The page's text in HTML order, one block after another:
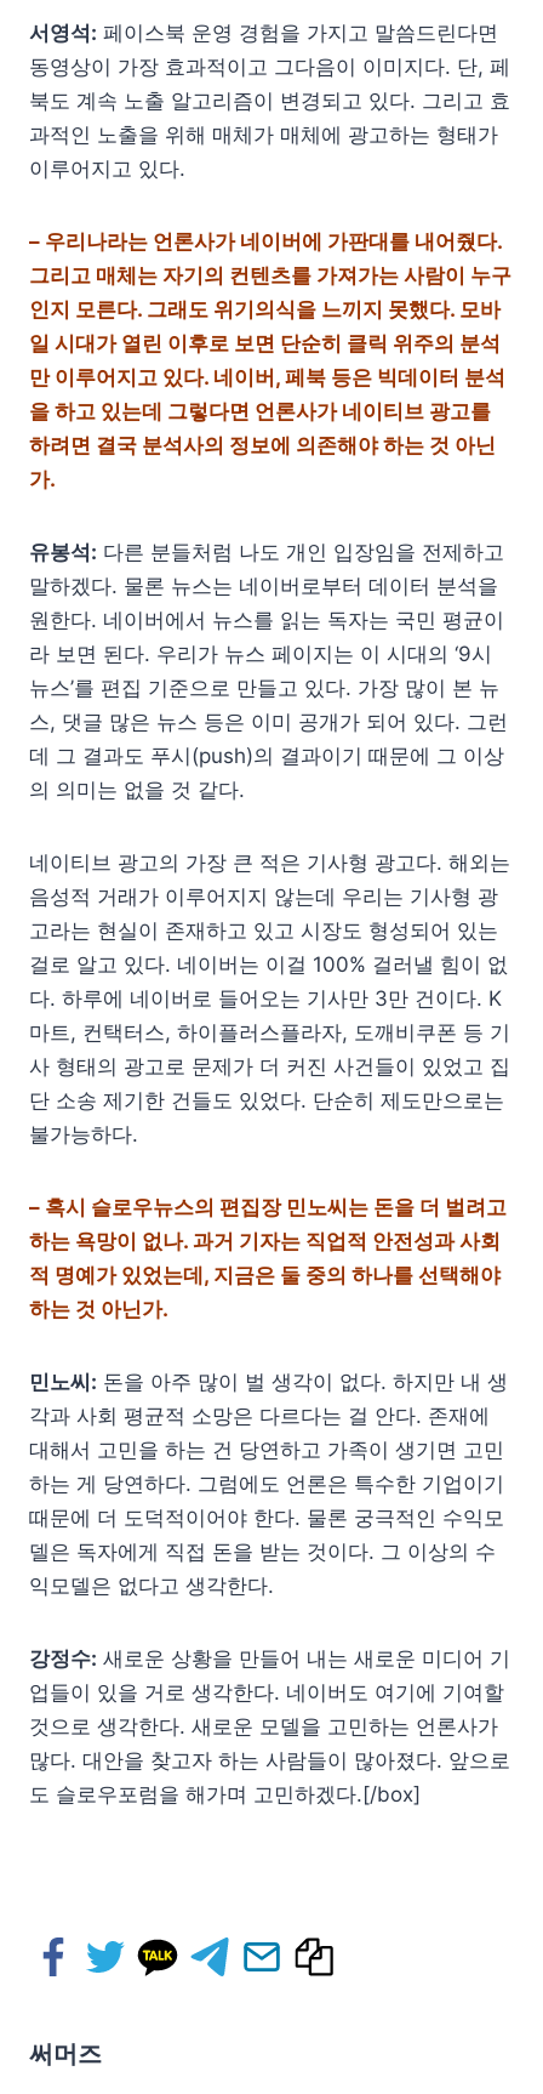
서영석: 페이스북 운영 경험을 가지고 말씀드린다면
동영상이 가장 효과적이고 그다음이 이미지다. 단, 페
북도 계속 노출 알고리즘이 변경되고 있다. 그리고 효
과적인 노출을 위해 매체가 매체에 광고하는 형태가
이루어지고 있다.
– 우리나라는 언론사가 네이버에 가판대를 내어줬다.
그리고 매체는 자기의 컨텐츠를 가져가는 사람이 누구
인지 모른다. 그래도 위기의식을 느끼지 못했다. 모바
일 시대가 열린 이후로 보면 단순히 클릭 위주의 분석
만 이루어지고 있다. 네이버, 페북 등은 빅데이터 분석
을 하고 있는데 그렇다면 언론사가 네이티브 광고를
하려면 결국 분석사의 정보에 의존해야 하는 것 아닌
가.
유봉석: 다른 분들처럼 나도 개인 입장임을 전제하고
말하겠다. 물론 뉴스는 네이버로부터 데이터 분석을
원한다. 네이버에서 뉴스를 읽는 독자는 국민 평균이
라 보면 된다. 우리가 뉴스 페이지는 이 시대의 ‘9시
뉴스’를 편집 기준으로 만들고 있다. 가장 많이 본 뉴
스, 댓글 많은 뉴스 등은 이미 공개가 되어 있다. 그런
데 그 결과도 푸시(push)의 결과이기 때문에 그 이상
의 의미는 없을 것 같다.
네이티브 광고의 가장 큰 적은 기사형 광고다. 해외는
음성적 거래가 이루어지지 않는데 우리는 기사형 광
고라는 현실이 존재하고 있고 시장도 형성되어 있는
걸로 알고 있다. 네이버는 이걸 100% 걸러낼 힘이 없
다. 하루에 네이버로 들어오는 기사만 3만 건이다. K
마트, 컨택터스, 하이플러스플라자, 도깨비쿠폰 등 기
사 형태의 광고로 문제가 더 커진 사건들이 있었고 집
단 소송 제기한 건들도 있었다. 단순히 제도만으로는
불가능하다.
– 혹시 슬로우뉴스의 편집장 민노씨는 돈을 더 벌려고
하는 욕망이 없나. 과거 기자는 직업적 안전성과 사회
적 명예가 있었는데, 지금은 둘 중의 하나를 선택해야
하는 것 아닌가.
민노씨: 돈을 아주 많이 벌 생각이 없다. 하지만 내 생
각과 사회 평균적 소망은 다르다는 걸 안다. 존재에
대해서 고민을 하는 건 당연하고 가족이 생기면 고민
하는 게 당연하다. 그럼에도 언론은 특수한 기업이기
때문에 더 도덕적이어야 한다. 물론 궁극적인 수익모
델은 독자에게 직접 돈을 받는 것이다. 그 이상의 수
익모델은 없다고 생각한다.
강정수: 새로운 상황을 만들어 내는 새로운 미디어 기
업들이 있을 거로 생각한다. 네이버도 여기에 기여할
것으로 생각한다. 새로운 모델을 고민하는 언론사가
많다. 대안을 찾고자 하는 사람들이 많아졌다. 앞으로
도 슬로우포럼을 해가며 고민하겠다.[/box]
써머즈